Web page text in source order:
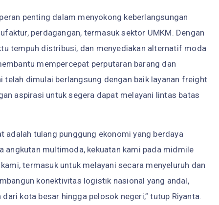
penting dalam menyokong keberlangsungan
perdagangan, termasuk sektor UMKM. Dengan
tempuh distribusi, dan menyediakan alternatif moda
mempercepat perputaran barang dan
dimulai berlangsung dengan baik layanan freight
aspirasi untuk segera dapat melayani lintas batas
adalah tulang punggung ekonomi yang berdaya
angkutan multimoda, kekuatan kami pada midmile
termasuk untuk melayani secara menyeluruh dan
konektivitas logistik nasional yang andal,
kota besar hingga pelosok negeri,” tutup Riyanta.